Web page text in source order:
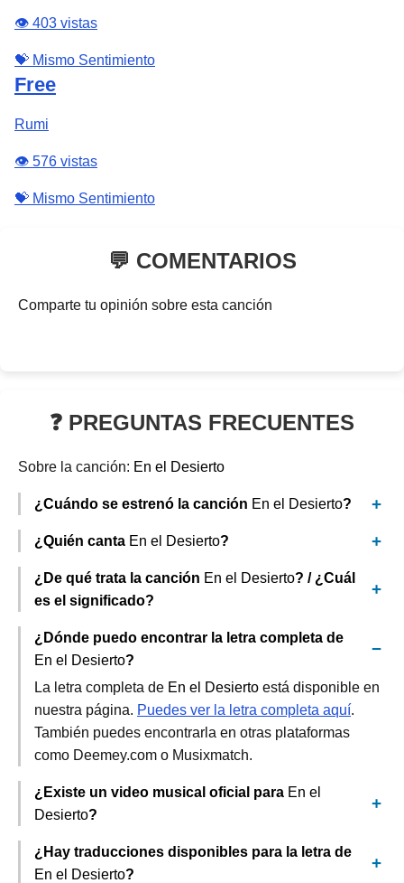
👁️ 403 vistas
💝 Mismo Sentimiento
Free
Rumi
👁️ 576 vistas
💝 Mismo Sentimiento
💬 COMENTARIOS
Comparte tu opinión sobre esta canción
❓ PREGUNTAS FRECUENTES
Sobre la canción: En el Desierto
¿Cuándo se estrenó la canción En el Desierto?
¿Quién canta En el Desierto?
¿De qué trata la canción En el Desierto? / ¿Cuál
es el significado?
¿Dónde puedo encontrar la letra completa de
En el Desierto?
La letra completa de En el Desierto está disponible en
nuestra página. Puedes ver la letra completa aquí.
También puedes encontrarla en otras plataformas
como Deemey.com o Musixmatch.
¿Existe un video musical oficial para En el
Desierto?
¿Hay traducciones disponibles para la letra de
En el Desierto?